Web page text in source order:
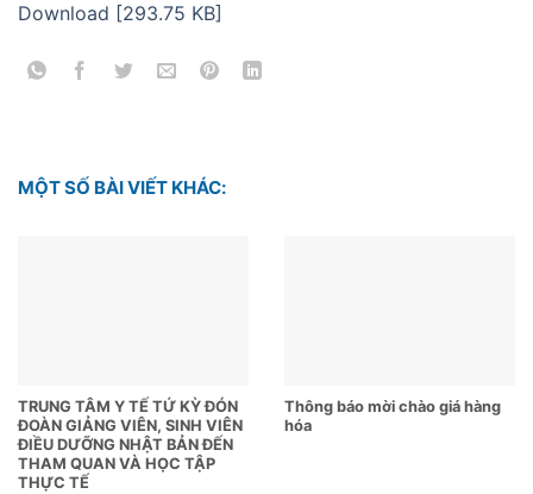
Download [293.75 KB]
MỘT SỐ BÀI VIẾT KHÁC:
TRUNG TÂM Y TẾ TỨ KỲ ĐÓN
ĐOÀN GIẢNG VIÊN, SINH VIÊN
ĐIỀU DƯỠNG NHẬT BẢN ĐẾN
THAM QUAN VÀ HỌC TẬP
THỰC TẾ
Thông báo mời chào giá hàng
hóa